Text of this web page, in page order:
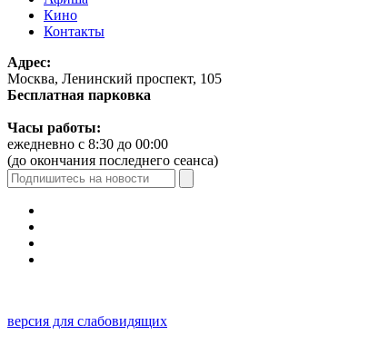
Кино
Контакты
Адрес:
Москва, Ленинский проспект, 105
Бесплатная парковка
Часы работы:
ежедневно с 8:30 до 00:00
(до окончания последнего сеанса)
версия для слабовидящих